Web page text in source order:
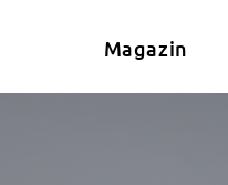
Magazin